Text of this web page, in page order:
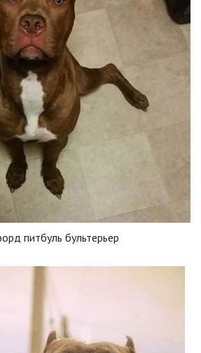
питбуль бультерьер